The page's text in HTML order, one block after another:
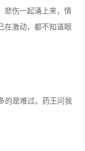
悲伤一起涌上来，情
在激动，都不知道眼
的是难过。药王问我